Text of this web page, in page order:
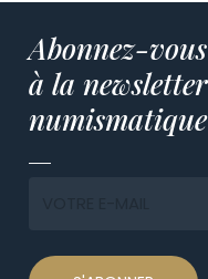
Abonnez-vous
à la newsletter
numismatique